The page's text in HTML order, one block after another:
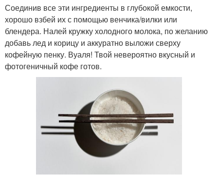
Соединив все эти ингредиенты в глубокой емкости,
хорошо взбей их с помощью венчика/вилки или
блендера. Налей кружку холодного молока, по желанию
добавь лед и корицу и аккуратно выложи сверху
кофейную пенку. Вуаля! Твой невероятно вкусный и
фотогеничный кофе готов.